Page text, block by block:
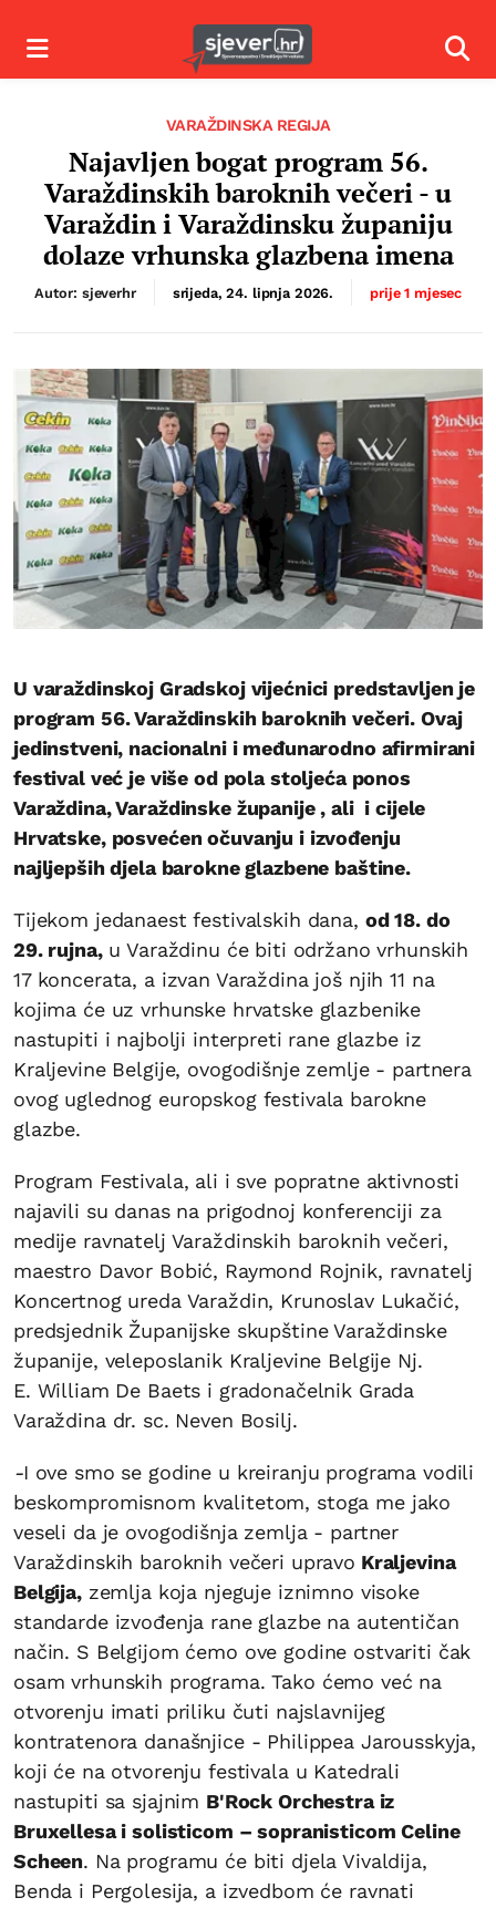
Izbornik
VARAŽDINSKA REGIJA
Najavljen bogat program 56.
Varaždinskih baroknih večeri - u
Varaždin i Varaždinsku županiju
dolaze vrhunska glazbena imena
Autor: sjeverhr srijeda, 24. lipnja 2026. prije 1 mjesec
U varaždinskoj Gradskoj vijećnici predstavljen je
program 56. Varaždinskih baroknih večeri. Ovaj
jedinstveni, nacionalni i međunarodno afirmirani
festival već je više od pola stoljeća ponos
Varaždina, Varaždinske županije , ali i cijele
Hrvatske, posvećen očuvanju i izvođenju
najljepših djela barokne glazbene baštine.
Tijekom jedanaest festivalskih dana, od 18. do
29. rujna,u Varaždinu će biti održano vrhunskih
17 koncerata, a izvan Varaždina još njih 11 na
kojima će uz vrhunske hrvatske glazbenike
nastupiti i najbolji interpreti rane glazbe iz
Kraljevine Belgije, ovogodišnje zemlje - partnera
ovog uglednog europskog festivala barokne
glazbe.
Program Festivala, ali i sve popratne aktivnosti
najavili su danas na prigodnoj konferenciji za
medije ravnatelj Varaždinskih baroknih večeri,
maestro Davor Bobić, Raymond Rojnik, ravnatelj
Koncertnog ureda Varaždin, Krunoslav Lukačić,
predsjednik Županijske skupštine Varaždinske
županije, veleposlanik Kraljevine Belgije Nj.
E. William De Baets i gradonačelnik Grada
Varaždina dr. sc. Neven Bosilj.
-I ove smo se godine u kreiranju programa vodili
beskompromisnom kvalitetom, stoga me jako
veseli da je ovogodišnja zemlja - partner
Varaždinskih baroknih večeri upravo Kraljevina
Belgija,zemlja koja njeguje iznimno visoke
standarde izvođenja rane glazbe na autentičan
način. S Belgijom ćemo ove godine ostvariti čak
osam vrhunskih programa. Tako ćemo već na
otvorenju imati priliku čuti najslavnijeg
kontratenora današnjice - Philippea Jarousskyja,
koji će na otvorenju festivala u Katedrali
nastupiti sa sjajnim B'Rock Orchestra iz
Bruxellesa i solisticom – sopranisticom Celine
Scheen. Na programu će biti djela Vivaldija,
Benda i Pergolesija, a izvedbom će ravnati